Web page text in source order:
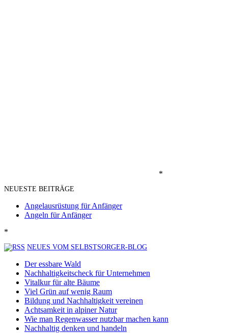
*
NEUESTE BEITRÄGE
Angelausrüstung für Anfänger
Angeln für Anfänger
*
NEUES VOM SELBSTSORGER-BLOG
Der essbare Wald
Nachhaltigkeitscheck für Unternehmen
Vitalkur für alte Bäume
Viel Grün auf wenig Raum
Bildung und Nachhaltigkeit vereinen
Achtsamkeit in alpiner Natur
Wie man Regenwasser nutzbar machen kann
Nachhaltig denken und handeln